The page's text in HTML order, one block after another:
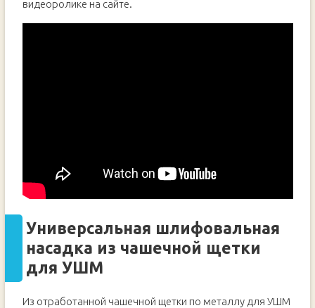
видеоролике на сайте.
Универсальная шлифовальная
насадка из чашечной щетки
для УШМ
Из отработанной чашечной щетки по металлу для УШМ